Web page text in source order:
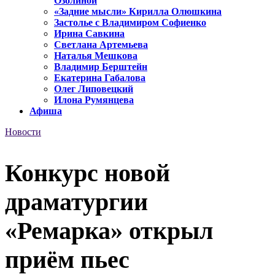
«Задние мысли» Кирилла Олюшкина
Застолье с Владимиром Софиенко
Ирина Савкина
Светлана Артемьева
Наталья Мешкова
Владимир Берштейн
Екатерина Габалова
Олег Липовецкий
Илона Румянцева
Афиша
Новости
Конкурс новой
драматургии
«Ремарка» открыл
приём пьес